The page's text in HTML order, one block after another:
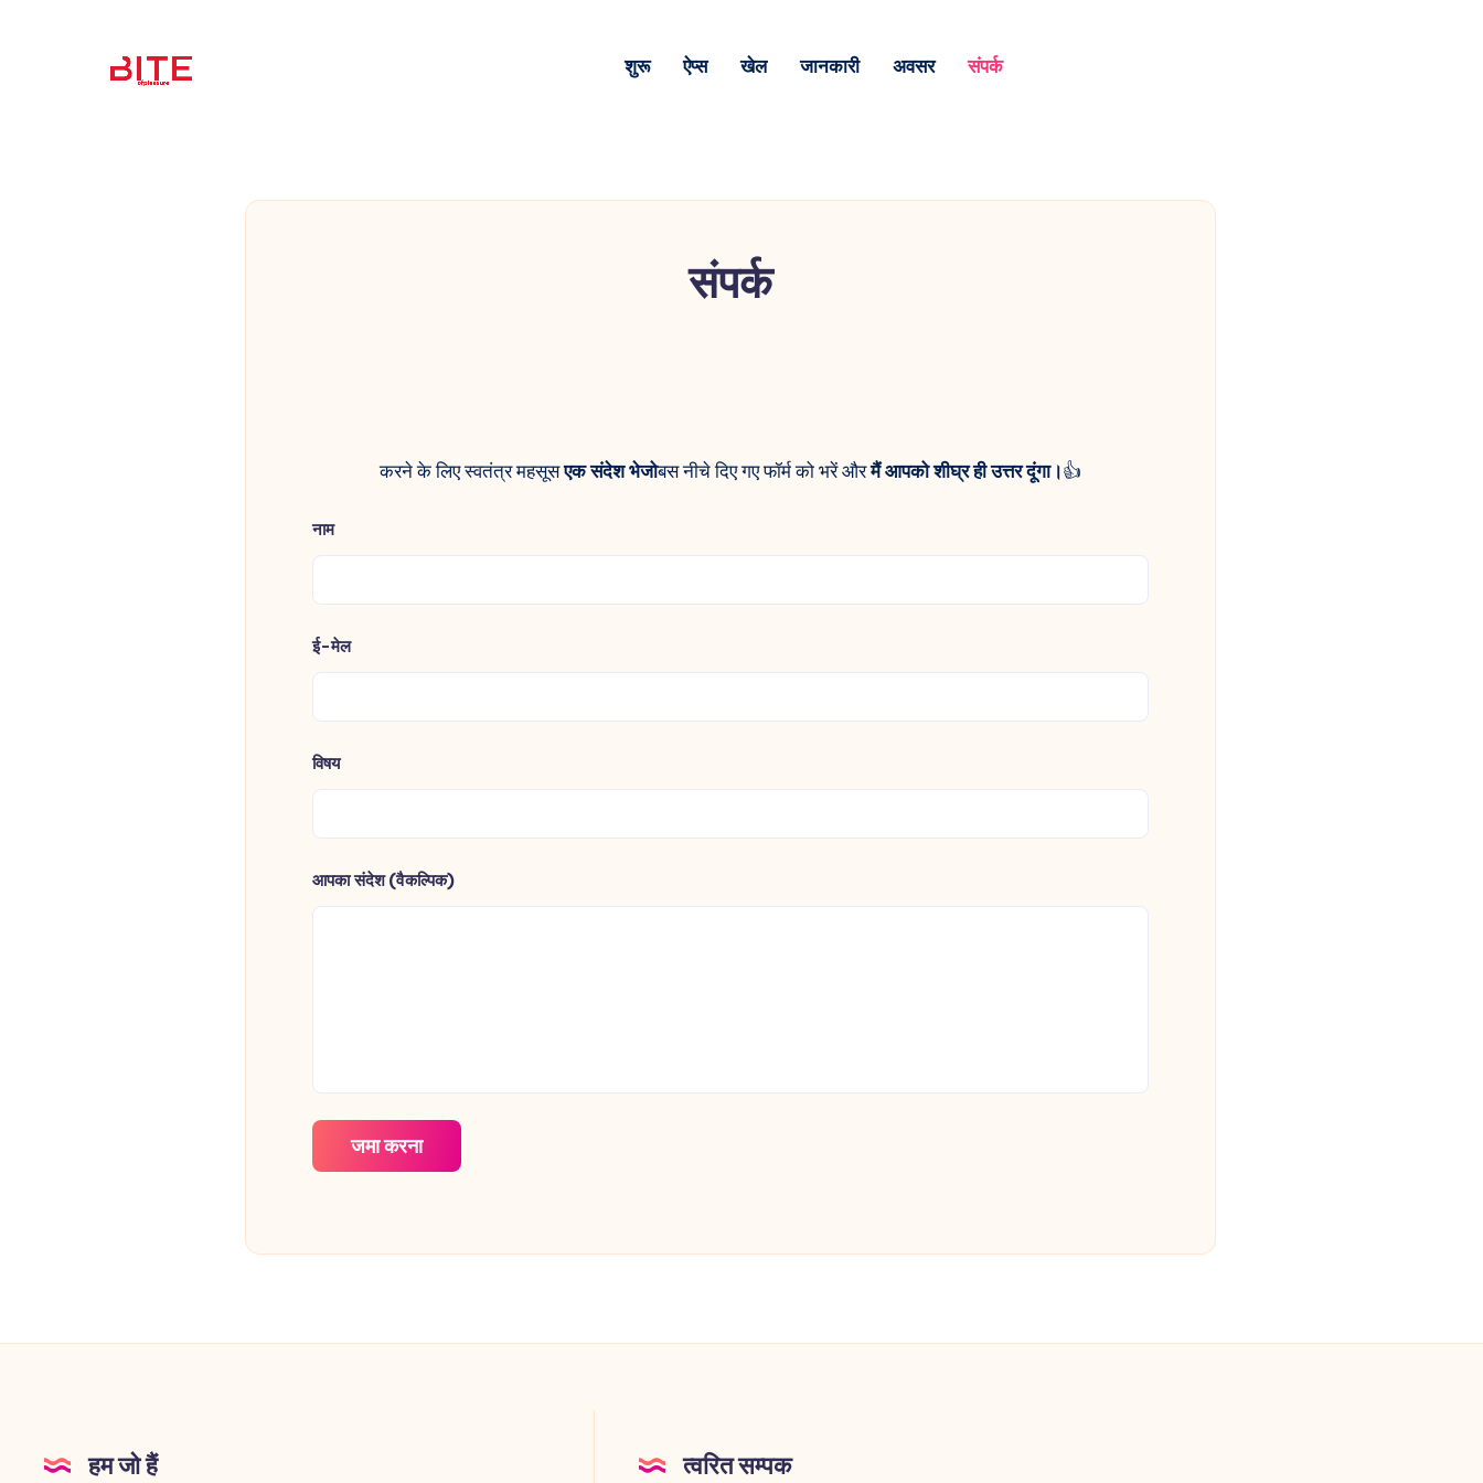
शुरू ऐप्स खेल जानकारी अवसर संपर्क
संपर्क
करने के लिए स्वतंत्र महसूसएक संदेश भेजोबस नीचे दिए गए फॉर्म को भरें औरमैं आपको शीघ्र ही उत्तर दूंगा।👍
नाम
ई-मेल
विषय
आपका संदेश (वैकल्पिक)
हम जो हैं त्वरित सम्पक